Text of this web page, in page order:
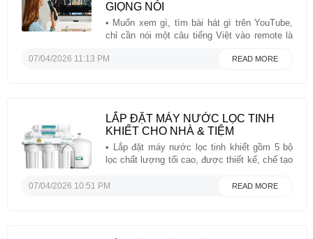
GIỌNG NÓI
• Muốn xem gì, tìm bài hát gì trên YouTube,
chỉ cần nói một câu tiếng Việt vào remote là
TV• Thiết bị hoạt động tốt với tất cả TV đời
07/04/2026 11:13 PM READ MORE
LẮP ĐẶT MÁY NƯỚC LỌC TINH
KHIẾT CHO NHÀ & TIỆM
• Lắp đặt máy nước lọc tinh khiết gồm 5 bộ
lọc chất lượng tối cao, được thiết kế, chế tạo
nước và sức khỏe của bạn.• Hệ thống lọc sử
07/04/2026 10:51 PM READ MORE